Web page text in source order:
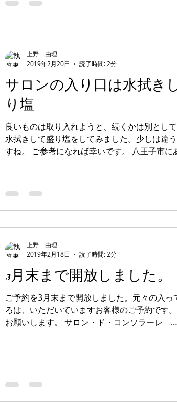
サロンの入り口は水拭き
り塩
良いものは取り入れようと、続くかは別とし
水拭きして盛り塩をしてみました。少しは違
すね。 ご参考になれば幸いです。 八王子市に
上野 由理
2019年2月20日
読了時間: 2分
3月末まで開放しました。
ご予約を3月末まで開放しました。元々の入っ
ろは、いただいていますお客様のご予約です。
お願いします。 サロン・ド・コンソラーレ
上野 由理
2019年2月18日
読了時間: 2分